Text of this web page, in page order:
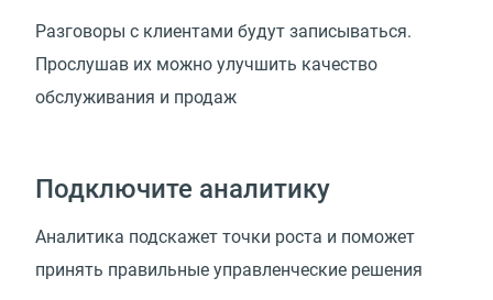
Разговоры с клиентами будут записываться.
Прослушав их можно улучшить качество
обслуживания и продаж
Подключите аналитику
Аналитика подскажет точки роста и поможет
принять правильные управленческие решения